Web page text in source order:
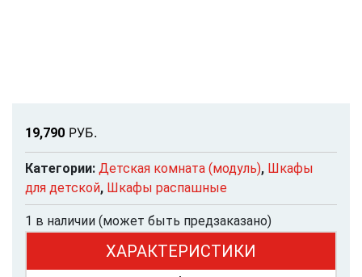
19,790 РУБ.
Категории: Детская комната (модуль), Шкафы
для детской, Шкафы распашные
1 в наличии (может быть предзаказано)
ХАРАКТЕРИСТИКИ